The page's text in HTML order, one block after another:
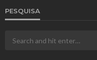
PESQUISA